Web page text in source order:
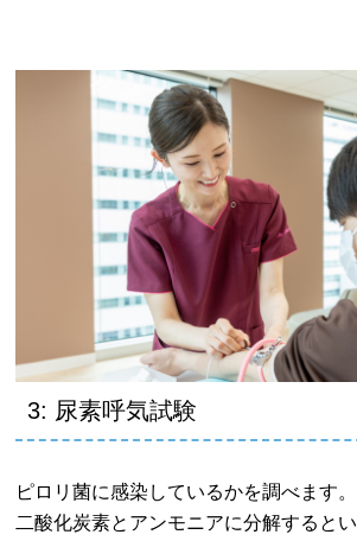
3: 尿素呼気試験
ピロリ菌に感染しているかを調べます
二酸化炭素とアンモニアに分解すると